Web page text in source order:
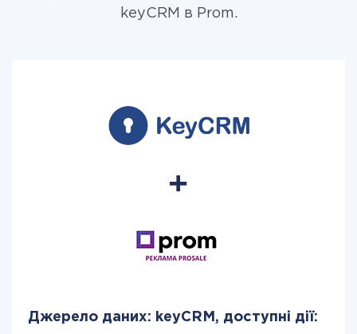
keyCRM в Prom.
Джерело даних: keyCRM, доступні дії: